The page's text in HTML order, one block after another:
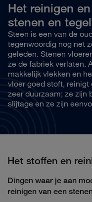
Het reinigen
stenen en
Steen is een van de
tegenwoordig nog net
geleden. Stenen
ze de fabriek verlaten.
makkelijk vlekken en
vloer goed stoft, reinigt
zeer duurzaam; ze zijn
slijtage en ze zijn
Het stoffen en
Dingen waar je aan
reinigen van een